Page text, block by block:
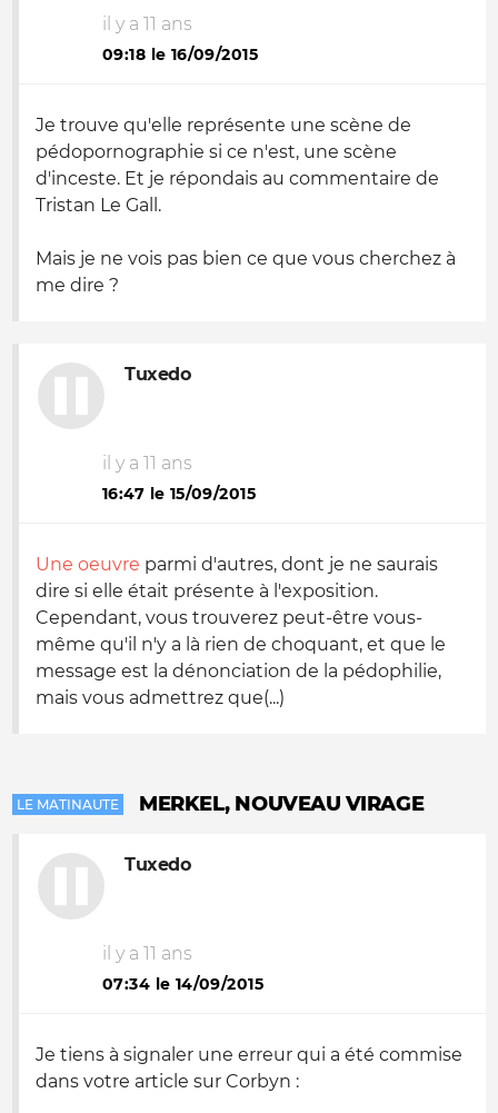
il y a 11 ans
09:18 le 16/09/2015
Je trouve qu'elle représente une scène de
pédopornographie si ce n'est, une scène
d'inceste. Et je répondais au commentaire de
Tristan Le Gall.
Mais je ne vois pas bien ce que vous cherchez à
me dire ?
Tuxedo
il y a 11 ans
16:47 le 15/09/2015
Une oeuvre parmi d'autres, dont je ne saurais
dire si elle était présente à l'exposition.
Cependant, vous trouverez peut-être vous-
même qu'il n'y a là rien de choquant, et que le
message est la dénonciation de la pédophilie,
mais vous admettrez que(...)
LE MATINAUTE MERKEL, NOUVEAU VIRAGE
Tuxedo
il y a 11 ans
07:34 le 14/09/2015
Je tiens à signaler une erreur qui a été commise
dans votre article sur Corbyn :